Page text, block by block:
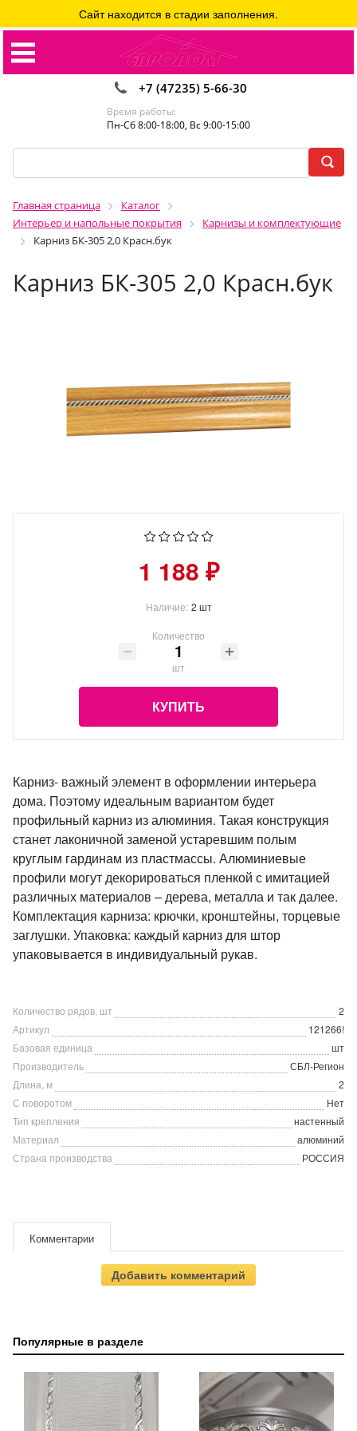
+7 (47235) 5-66-30
Время работы:
Пн-Сб 8:00-18:00, Вс 9:00-15:00
Главная страница
Каталог
Интерьер и напольные покрытия
Карнизы и комплектующие
Карниз БК-305 2,0 Красн.бук
Карниз БК-305 2,0 Красн.бук
Сайт находится в стадии заполнения.
1 188 ₽
Наличие: 2 шт
Количество
шт
КУПИТЬ
Карниз- важный элемент в оформлении интерьера
дома. Поэтому идеальным вариантом будет
профильный карниз из алюминия. Такая конструкция
станет лаконичной заменой устаревшим полым
круглым гардинам из пластмассы. Алюминиевые
профили могут декорироваться пленкой с имитацией
различных материалов – дерева, металла и так далее.
Комплектация карниза: крючки, кронштейны, торцевые
заглушки. Упаковка: каждый карниз для штор
упаковывается в индивидуальный рукав.
Количество рядов, шт
2
Артикул
121266!
Базовая единица
шт
Производитель
СБЛ-Регион
Длина, м
2
С поворотом
Нет
Тип крепления
настенный
Материал
алюминий
Страна производства
РОССИЯ
Комментарии
Добавить комментарий
Популярные в разделе